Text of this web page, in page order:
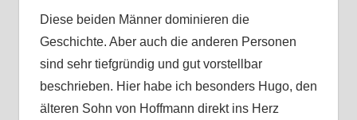
Diese beiden Männer dominieren die
Geschichte. Aber auch die anderen Personen
sind sehr tiefgründig und gut vorstellbar
beschrieben. Hier habe ich besonders Hugo, den
älteren Sohn von Hoffmann direkt ins Herz